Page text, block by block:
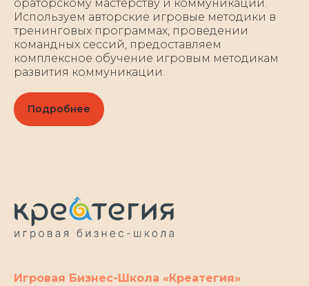
ораторскому мастерству и коммуникации.
Используем авторские игровые методики в
тренинговых программах, проведении
командных сессий, предоставляем
комплексное обучение игровым методикам
развития коммуникации.
Подробнее
Игровая Бизнес-Школа «Креатегия»